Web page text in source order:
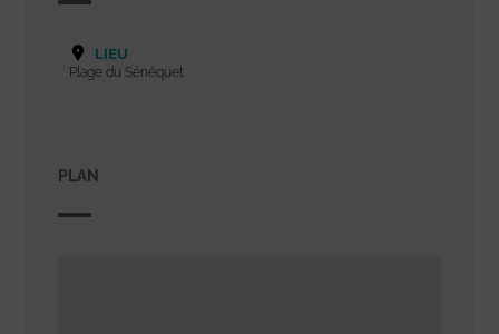
LIEU
Plage du Sénéquet
PLAN